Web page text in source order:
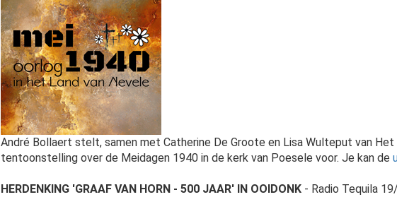
André Bollaert stelt, samen met Catherine De Groote en Lisa Wulteput van Het
tentoonstelling over de Meidagen 1940 in de kerk van Poesele voor. Je kan de
HERDENKING 'GRAAF VAN HORN - 500 JAAR' IN OOIDONK - Radio Tequila